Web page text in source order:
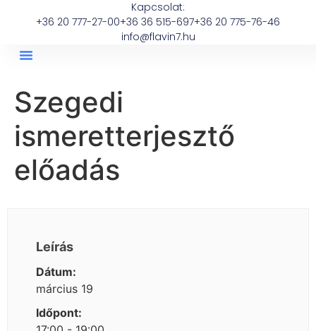
Kapcsolat:
+36 20 777-27-00+36 36 515-697+36 20 775-76-46
info@flavin7.hu
Szegedi
ismeretterjesztő
előadás
Leírás
Dátum:
március 19
Időpont: